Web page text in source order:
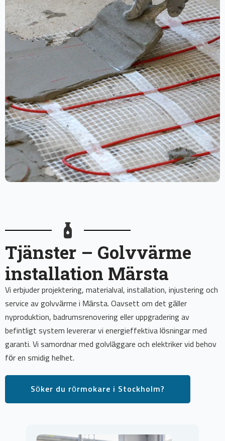
Tjänster – Golvvärme
installation Märsta
Vi erbjuder projektering, materialval, installation, injustering och
service av golvvärme i Märsta. Oavsett om det gäller
nyproduktion, badrumsrenovering eller uppgradering av
befintligt system levererar vi energieffektiva lösningar med
garanti. Vi samordnar med golvläggare och elektriker vid behov
för en smidig helhet.
Söker du rörmokare i Stockholm?